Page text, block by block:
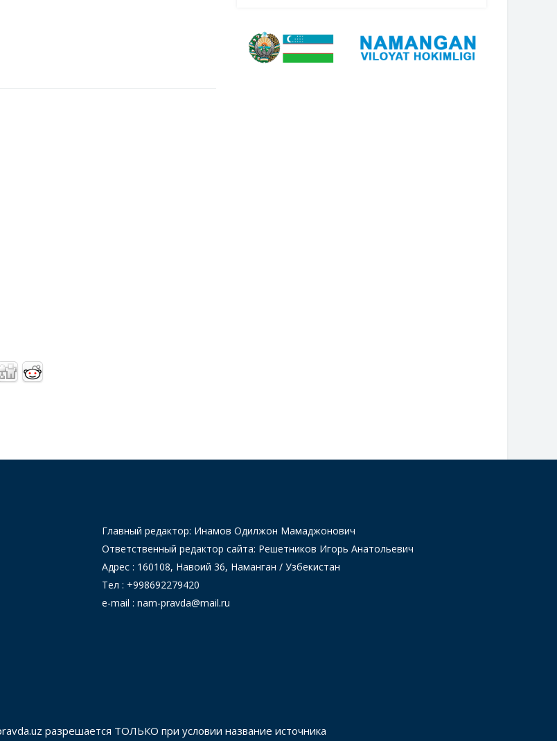
Главный редактор: Инамов Одилжон Мамаджонович
Ответственный редактор сайта: Решетников Игорь Анатольевич
Адрес : 160108, Навоий 36, Наманган / Узбекистан
Тел : +998692279420
e-mail : nam-pravda@mail.ru
разрешается ТОЛЬКО при условии название источника